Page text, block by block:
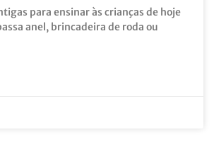
para ensinar às crianças de hoje
anel, brincadeira de roda ou